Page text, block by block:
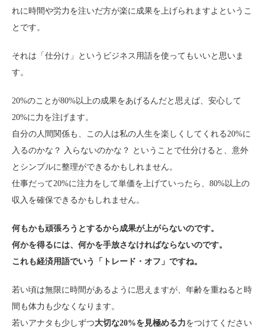
れに時間や労力を注いだ方が楽に成果を上げられますよというこ
とです。
それは「仕分け」というビジネス用語を使ってもいいと思いま
す。
20%のことが80%以上の成果をあげるんだと思えば、安心して
20%に力を注げます。
自分の人間関係も、この人は私の人生を楽しくしてくれる20%に
入るのかな？ 入らないのかな？ ということで仕分けると、意外
とシンプルに整理ができるかもしれません。
仕事だって20%に注力をして単価を上げていったら、80%以上の
収入を確保できるかもしれません。
何もかも頑張ろうとするから成果が上がらないのです。
何かを得るには、何かを手放さなければならないのです。
これも経済用語でいう「トレード・オフ」ですね。
若い頃は無限に時間があるように思えますが、年齢を重ねると時
間も体力も少なくなります。
若いアナタも少しずつ大切な20%を見極める力をつけてください